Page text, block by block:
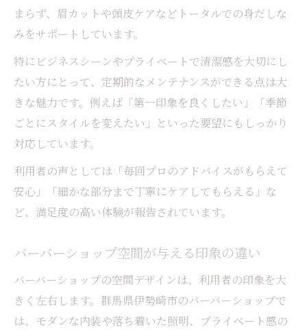
まらず、眉カットや頭皮ケアなどトータルでの身だしな
みをサポートしています。
特にビジネスシーンやプライベートで清潔感を大切にし
たい方にとって、定期的なメンテナンスができる点は大
きな魅力です。例えば「第一印象を良くしたい」「季節
ごとにスタイルを変えたい」といった要望にもしっかり
対応しています。
利用者の声としては「毎回プロのアドバイスがもらえて
安心」「細かな部分まで丁寧にケアしてもらえる」な
ど、満足度の高い体験が報告されています。
バーバーショップ空間が与える印象の違い
バーバーショップの空間デザインは、利用者の印象を大
きく左右します。群馬県伊勢崎市のバーバーショップで
は、モダンな内装や落ち着いた照明、プライベート感の